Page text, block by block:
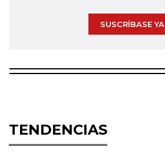
SUSCRÍBASE YA
TENDENCIAS